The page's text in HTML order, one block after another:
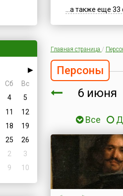
▶
Сб
Вс
4
5
11
12
18
19
25
26
2
3
9 10
...а также еще
Главная страница /
Персоны
6 июня
Все